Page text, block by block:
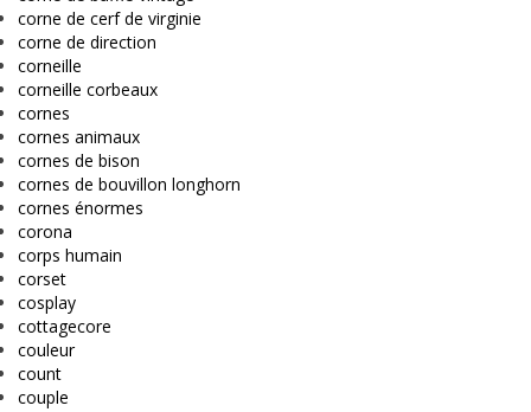
corne de cerf de virginie
corne de direction
corneille
corneille corbeaux
cornes
cornes animaux
cornes de bison
cornes de bouvillon longhorn
cornes énormes
corona
corps humain
corset
cosplay
cottagecore
couleur
count
couple